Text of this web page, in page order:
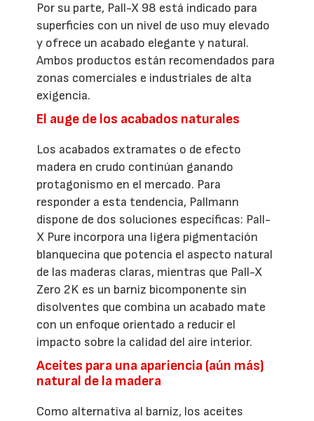
Por su parte, Pall-X 98 está indicado para
superficies con un nivel de uso muy elevado
y ofrece un acabado elegante y natural.
Ambos productos están recomendados para
zonas comerciales e industriales de alta
exigencia.
El auge de los acabados naturales
Los acabados extramates o de efecto
madera en crudo continúan ganando
protagonismo en el mercado. Para
responder a esta tendencia, Pallmann
dispone de dos soluciones específicas: Pall-
X Pure incorpora una ligera pigmentación
blanquecina que potencia el aspecto natural
de las maderas claras, mientras que Pall-X
Zero 2K es un barniz bicomponente sin
disolventes que combina un acabado mate
con un enfoque orientado a reducir el
impacto sobre la calidad del aire interior.
Aceites para una apariencia (aún más)
natural de la madera
Como alternativa al barniz, los aceites